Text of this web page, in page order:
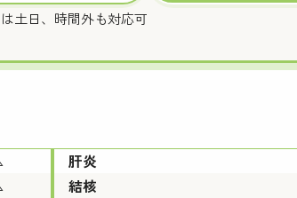
土日、時間外も対応可
肝炎
結核